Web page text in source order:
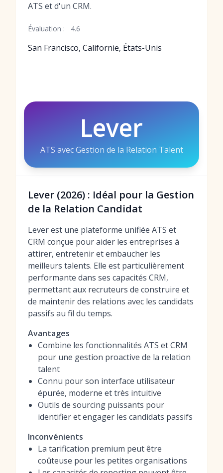
ATS et d'un CRM.
Évaluation : 4.6
San Francisco, Californie, États-Unis
Lever
ATS avec Gestion de la Relation Talent
Lever (2026) : Idéal pour la Gestion
de la Relation Candidat
Lever est une plateforme unifiée ATS et
CRM conçue pour aider les entreprises à
attirer, entretenir et embaucher les
meilleurs talents. Elle est particulièrement
performante dans ses capacités CRM,
permettant aux recruteurs de construire et
de maintenir des relations avec les candidats
passifs au fil du temps.
Avantages
Combine les fonctionnalités ATS et CRM
pour une gestion proactive de la relation
talent
Connu pour son interface utilisateur
épurée, moderne et très intuitive
Outils de sourcing puissants pour
identifier et engager les candidats passifs
Inconvénients
La tarification premium peut être
coûteuse pour les petites organisations